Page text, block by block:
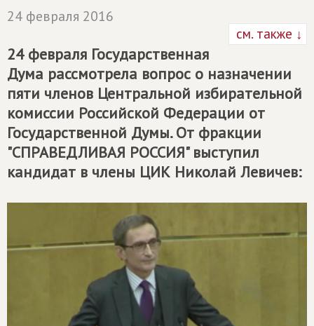
24 февраля 2016
см. также ↓
24 февраля Государственная
Дума рассмотрела вопрос о назначении
пяти членов Центральной избирательной
комиссии Российской Федерации от
Государственной Думы. От фракции
"СПРАВЕДЛИВАЯ РОССИЯ" выступил
кандидат в члены ЦИК Николай Левичев: